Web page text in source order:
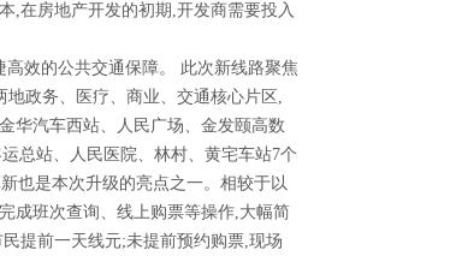
,在房地产开发的初期,开发商需要投入
效的公共交通保障。 此次新线路聚焦
政务、医疗、商业、交通核心片区,
华汽车西站、人民广场、金发颐高数
总站、人民医院、林村、黄宅车站7个
也是本次升级的亮点之一。相较于以
成班次查询、线上购票等操作,大幅简
提前一天线元;未提前预约购票,现场